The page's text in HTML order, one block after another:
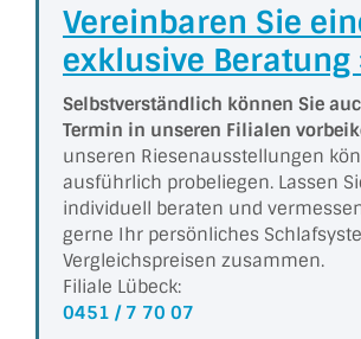
Vereinbaren Sie
exklusive Beratung
Selbstverständlich können Sie
Termin in unseren Filialen
unseren Riesen­aus­stel­lungen
ausführlich probeliegen. Lassen
individuell beraten und
gerne Ihr persönliches
Vergleichs­preisen zusammen.
Filiale Lübeck:
0451 / 7 70 07